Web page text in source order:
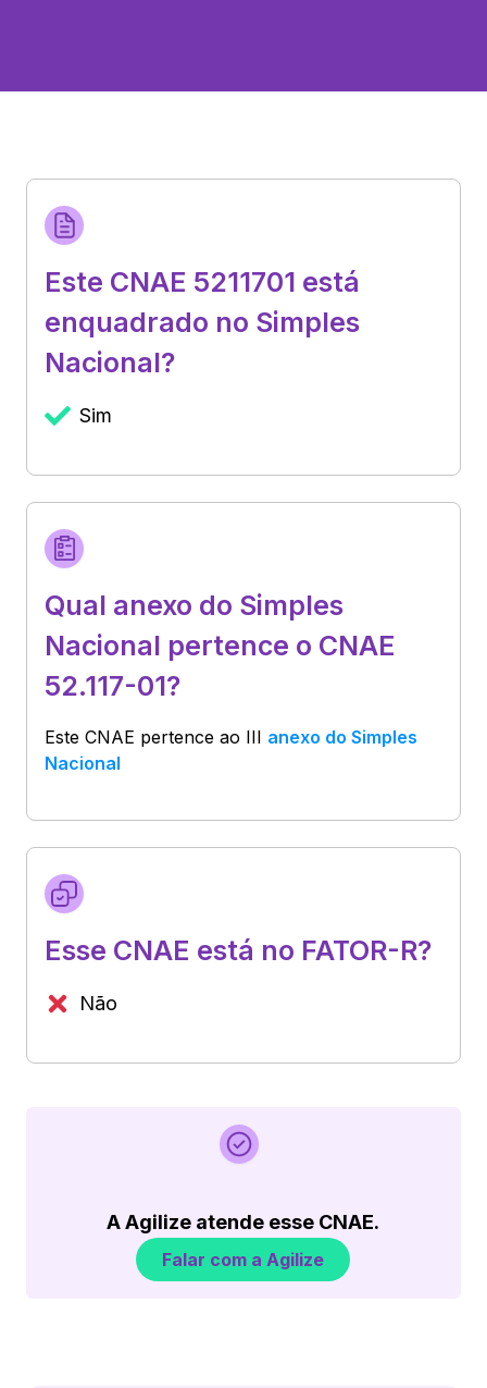
Este CNAE 5211701 está
enquadrado no Simples
Nacional?
Sim
Qual anexo do Simples
Nacional pertence o CNAE
52.117-01?
Este CNAE pertence ao III anexo do Simples
Nacional
Esse CNAE está no FATOR-R?
Não
A Agilize atende esse CNAE.
Falar com a Agilize